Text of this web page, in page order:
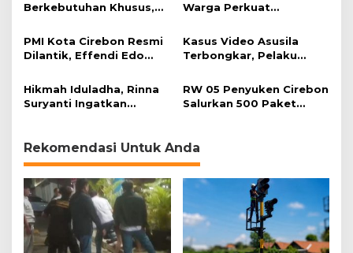
Berkebutuhan Khusus,
Warga Perkuat
Momentum Harjad ke-
599
PMI Kota Cirebon Resmi
Dilantik, Effendi Edo
Bencana
Kasus Video Asusila
Terbongkar, Pelaku
Korban Baru
Hikmah Iduladha, Rinna
Suryanti Ingatkan
RW 05 Penyuken Cirebon
Salurkan 500 Paket
Rekomendasi Untuk Anda